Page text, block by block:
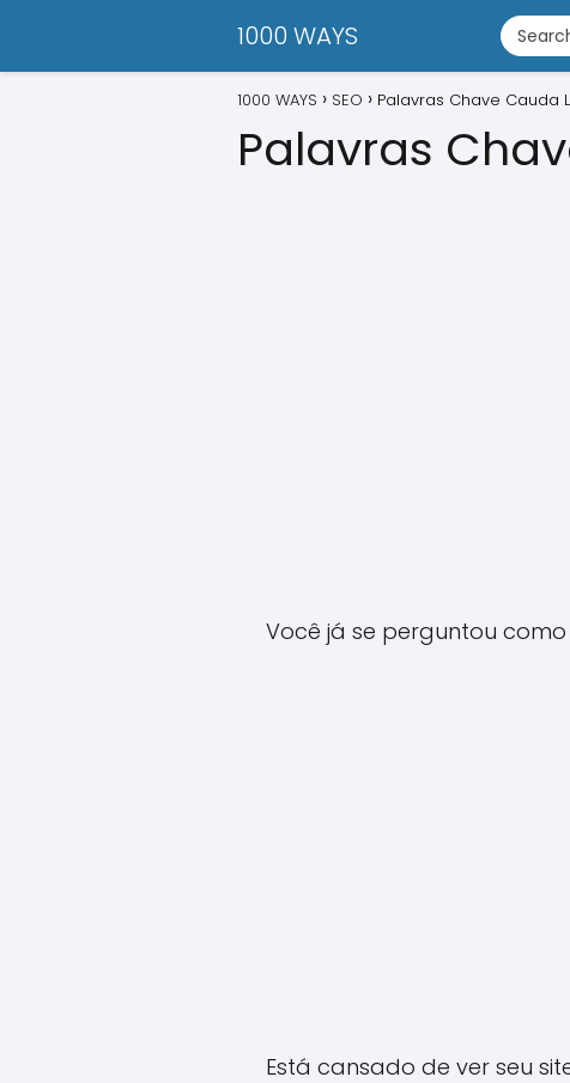
1000 WAYS
1000 WAYS SEO Palavras Chave Cauda
Palavras
Você já se perguntou
Está cansado de ver seu